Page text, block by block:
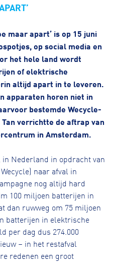
maar apart’ is op 15 juni
op social media en
het hele land wordt
of elektrische
altijd apart in te leveren.
apparaten horen niet in
bestemde Wecycle-
verrichtte de aftrap van
in Amsterdam.
in Nederland in opdracht van
naar afval in
nog altijd hard
100 miljoen batterijen in
dan ruwweg om 75 miljoen
batterijen in elektrische
per dag dus 274.000
– in het restafval
redenen een groot